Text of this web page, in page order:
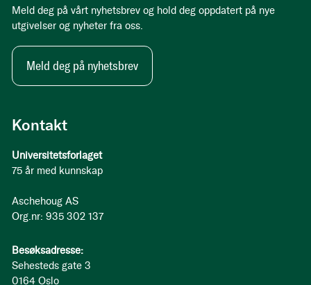
Kontakt
Universitetsforlaget
75 år med kunnskap
Aschehoug AS
Org.nr: 935 302 137
Besøksadresse:
Sehesteds gate 3
0164 Oslo
Meld deg på vårt nyhetsbrev og hold deg oppdatert på nye
utgivelser og nyheter fra oss.
Meld deg på nyhetsbrev